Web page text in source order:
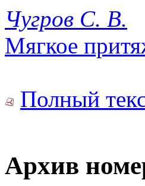
Чугров С. В.
Мягкое
Полный
Архив